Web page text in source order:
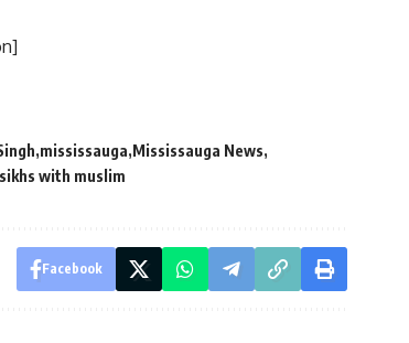
mississauga Mississauga News
sikhs with muslim
Facebook